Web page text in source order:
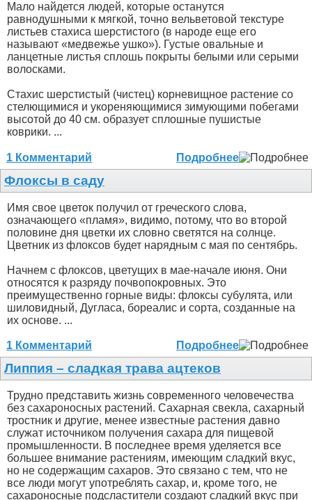
Мало найдется людей, которые останутся
равнодушными к мягкой, точно вельветовой текстуре
листьев стахиса шерстистого (в народе еще его
называют «медвежье ушко»). Густые овальные и
ланцетные листья сплошь покрыты белыми или серыми
волосками.
Стахис шерстистый (чистец) корневищное растение со
стелющимися и укореняющимися зимующими побегами
высотой до 40 см. образует сплошные пушистые
коврики. ...
1 Комментарий Подробнее
Флоксы в саду
Имя свое цветок получил от греческого слова,
означающего «пламя», видимо, потому, что во второй
половине дня цветки их словно светятся на солнце.
Цветник из флоксов будет нарядным с мая по сентябрь.
Начнем с флоксов, цветущих в мае-начале июня. Они
относятся к разряду почвопокровных. Это
преимущественно горные виды: флоксы субулята, или
шиловидный, Дугласа, бореалис и сорта, созданные на
их основе. ...
1 Комментарий Подробнее
Липпия – сладкая трава ацтеков
Трудно представить жизнь современного человечества
без сахароносных растений. Сахарная свекла, сахарный
тростник и другие, менее известные растения давно
служат источником получения сахара для пищевой
промышленности. В последнее время уделяется все
большее внимание растениям, имеющим сладкий вкус,
но не содержащим сахаров. Это связано с тем, что не
все люди могут употреблять сахар, и, кроме того, не
сахароносные подсластители создают сладкий вкус при